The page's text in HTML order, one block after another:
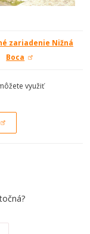
zariadenie Nižná
Boca
využiť